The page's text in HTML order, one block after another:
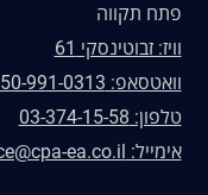
פתח תקווה
וויז: זבוטינסקי 61
וואטסאפ: 050-991-0313
טלפון: 03-374-15-58
אימייל: service@cpa-ea.co.il